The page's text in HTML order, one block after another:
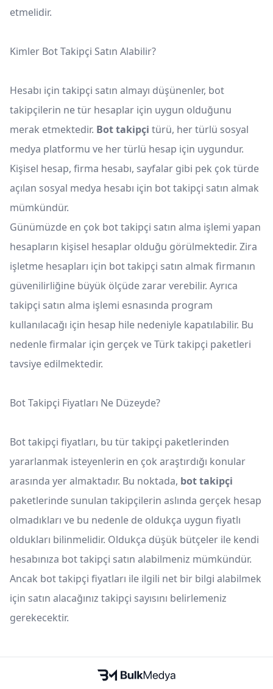
etmelidir.
Kimler Bot Takipçi Satın Alabilir?
Hesabı için takipçi satın almayı düşünenler, bot
takipçilerin ne tür hesaplar için uygun olduğunu
merak etmektedir. Bot takipçi türü, her türlü sosyal
medya platformu ve her türlü hesap için uygundur.
Kişisel hesap, firma hesabı, sayfalar gibi pek çok türde
açılan sosyal medya hesabı için bot takipçi satın almak
mümkündür.
Günümüzde en çok bot takipçi satın alma işlemi yapan
hesapların kişisel hesaplar olduğu görülmektedir. Zira
işletme hesapları için bot takipçi satın almak firmanın
güvenilirliğine büyük ölçüde zarar verebilir. Ayrıca
takipçi satın alma işlemi esnasında program
kullanılacağı için hesap hile nedeniyle kapatılabilir. Bu
nedenle firmalar için gerçek ve Türk takipçi paketleri
tavsiye edilmektedir.
Bot Takipçi Fiyatları Ne Düzeyde?
Bot takipçi fiyatları, bu tür takipçi paketlerinden
yararlanmak isteyenlerin en çok araştırdığı konular
arasında yer almaktadır. Bu noktada, bot takipçi
paketlerinde sunulan takipçilerin aslında gerçek hesap
olmadıkları ve bu nedenle de oldukça uygun fiyatlı
oldukları bilinmelidir. Oldukça düşük bütçeler ile kendi
hesabınıza bot takipçi satın alabilmeniz mümkündür.
Ancak bot takipçi fiyatları ile ilgili net bir bilgi alabilmek
için satın alacağınız takipçi sayısını belirlemeniz
gerekecektir.